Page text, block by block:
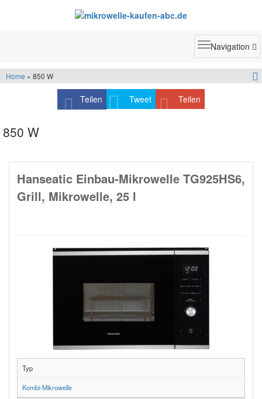
Toggle
Navigation
Home » 850 W
Teilen Tweet Teilen
850 W
Hanseatic Einbau-Mikrowelle TG925HS6,
Grill, Mikrowelle, 25 l
Typ
Kombi-Mikrowelle